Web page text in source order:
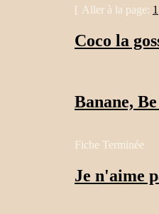
[ Aller à la page: 1
Coco la
Banane,
Fiche Terminée
Je n'aime